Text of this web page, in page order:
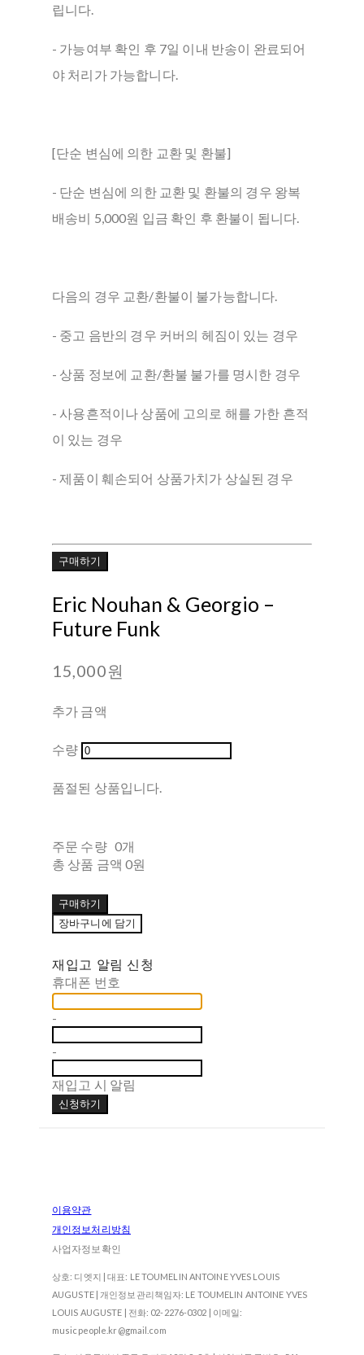
립니다.
- 가능여부 확인 후 7일 이내 반송이 완료되어
야 처리가 가능합니다.
[단순 변심에 의한 교환 및 환불]
- 단순 변심에 의한 교환 및 환불의 경우 왕복
배송비 5,000원 입금 확인 후 환불이 됩니다.
다음의 경우 교환/환불이 불가능합니다.
- 중고 음반의 경우 커버의 헤짐이 있는 경우
- 상품 정보에 교환/환불 불가를 명시한 경우
- 사용흔적이나 상품에 고의로 해를 가한 흔적
이 있는 경우
- 제품이 훼손되어 상품가치가 상실된 경우
구매하기
Eric Nouhan & Georgio –
Future Funk
15,000원
추가 금액
수량
품절된 상품입니다.
주문 수량 0개
총 상품 금액 0원
구매하기
장바구니에 담기
재입고 알림 신청
휴대폰 번호
-
-
재입고 시 알림
신청하기
이용약관
개인정보처리방침
사업자정보확인
상호: 디엣지 | 대표: LE TOUMELIN ANTOINE YVES LOUIS
AUGUSTE | 개인정보관리책임자: LE TOUMELIN ANTOINE YVES
LOUIS AUGUSTE | 전화: 02-2276-0302 | 이메일:
musicpeople.kr@gmail.com